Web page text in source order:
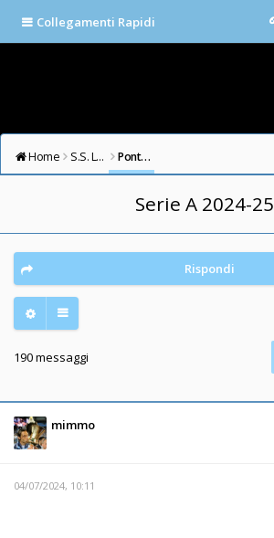
Collegamenti Rapidi
Home S.S. LAZIO FORUM Ponte Milvio
Serie A 2024-25
Rispondi
190 messaggi
mimmo
04/07/2024, 10:11